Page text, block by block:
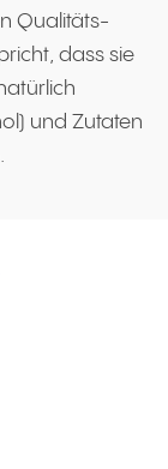
Qualitäts-
dass sie
und Zutaten
Favoriten
Ihren Favoriten